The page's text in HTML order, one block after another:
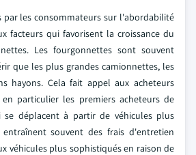
par les consommateurs sur l'abordabilité
facteurs qui favorisent la croissance du
Les fourgonnettes sont souvent
que les plus grandes camionnettes, les
hayons. Cela fait appel aux acheteurs
particulier les premiers acheteurs de
déplacent à partir de véhicules plus
entraînent souvent des frais d'entretien
véhicules plus sophistiqués en raison de